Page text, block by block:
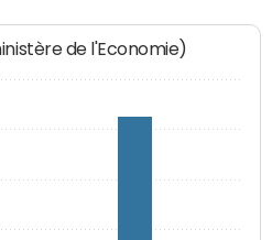
de l'Economie)